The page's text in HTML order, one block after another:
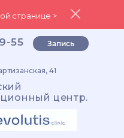
странице >
55 Запись
41
центр.